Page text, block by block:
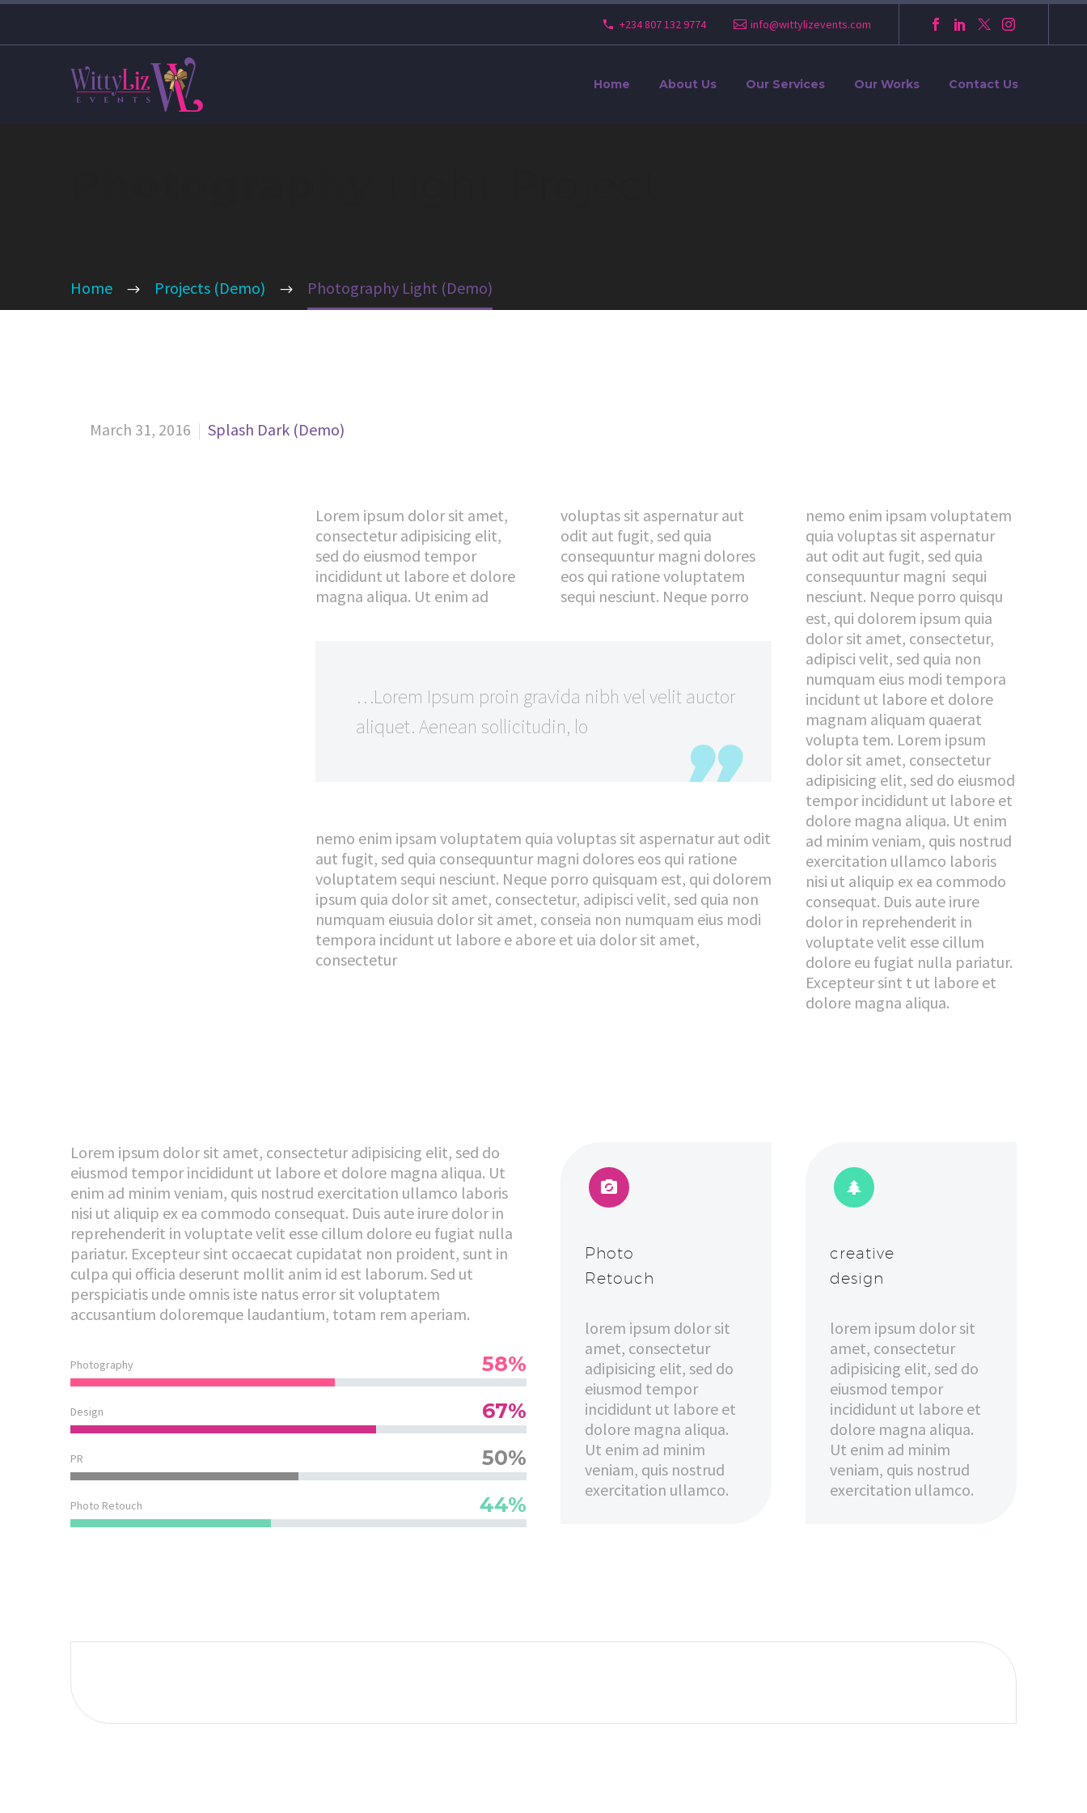
+234 807 132 9774 info@wittylizevents.com
Home About Us Our Services Our Works Contact Us
Home Projects (Demo) Photography Light (Demo)
March 31, 2016 Splash Dark (Demo)
Lorem ipsum dolor sit amet,
consectetur adipisicing elit,
sed do eiusmod tempor
incididunt ut labore et dolore
magna aliqua. Ut enim ad
voluptas sit aspernatur aut
odit aut fugit, sed quia
consequuntur magni dolores
eos qui ratione voluptatem
sequi nesciunt. Neque porro
nemo enim ipsam voluptatem
quia voluptas sit aspernatur
aut odit aut fugit, sed quia
consequuntur magni sequi
nesciunt. Neque porro quisqu
…Lorem Ipsum proin gravida nibh vel velit auctor
aliquet. Aenean sollicitudin, lo
nemo enim ipsam voluptatem quia voluptas sit aspernatur aut odit
aut fugit, sed quia consequuntur magni dolores eos qui ratione
voluptatem sequi nesciunt. Neque porro quisquam est, qui dolorem
ipsum quia dolor sit amet, consectetur, adipisci velit, sed quia non
numquam eiusuia dolor sit amet, conseia non numquam eius modi
tempora incidunt ut labore e abore et uia dolor sit amet,
consectetur
est, qui dolorem ipsum quia
dolor sit amet, consectetur,
adipisci velit, sed quia non
numquam eius modi tempora
incidunt ut labore et dolore
magnam aliquam quaerat
volupta tem. Lorem ipsum
dolor sit amet, consectetur
adipisicing elit, sed do eiusmod
tempor incididunt ut labore et
dolore magna aliqua. Ut enim
ad minim veniam, quis nostrud
exercitation ullamco laboris
nisi ut aliquip ex ea commodo
consequat. Duis aute irure
dolor in reprehenderit in
voluptate velit esse cillum
dolore eu fugiat nulla pariatur.
Excepteur sint t ut labore et
dolore magna aliqua.
Lorem ipsum dolor sit amet, consectetur adipisicing elit, sed do
eiusmod tempor incididunt ut labore et dolore magna aliqua. Ut
enim ad minim veniam, quis nostrud exercitation ullamco laboris
nisi ut aliquip ex ea commodo consequat. Duis aute irure dolor in
reprehenderit in voluptate velit esse cillum dolore eu fugiat nulla
pariatur. Excepteur sint occaecat cupidatat non proident, sunt in
culpa qui officia deserunt mollit anim id est laborum. Sed ut
perspiciatis unde omnis iste natus error sit voluptatem
accusantium doloremque laudantium, totam rem aperiam.
Photography 58%
Design 67%
PR 50%
Photo Retouch 44%


Photo
Retouch
lorem ipsum dolor sit
amet, consectetur
adipisicing elit, sed do
eiusmod tempor
incididunt ut labore et
dolore magna aliqua.
Ut enim ad minim
veniam, quis nostrud
exercitation ullamco.


creative
design
lorem ipsum dolor sit
amet, consectetur
adipisicing elit, sed do
eiusmod tempor
incididunt ut labore et
dolore magna aliqua.
Ut enim ad minim
veniam, quis nostrud
exercitation ullamco.